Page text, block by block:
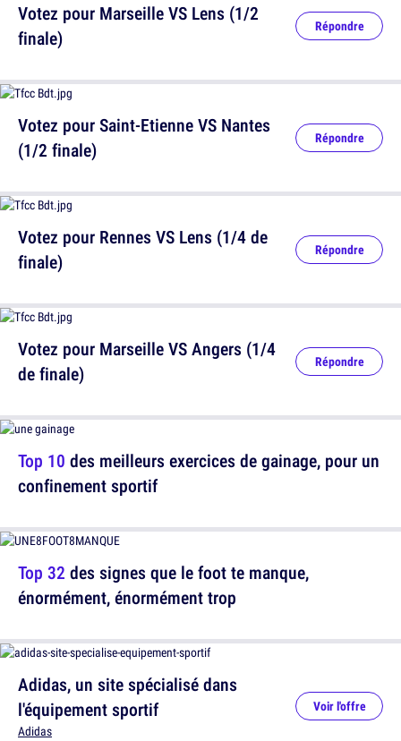
Votez pour Marseille VS Lens (1/2
finale)
Répondre
Votez pour Rennes VS Lens (1/4 de
finale)
Répondre
Top 10 des meilleurs exercices de gainage, pour un
confinement sportif
Adidas, un site spécialisé dans
l'équipement sportif
Adidas
Voir l'offre
Votez pour Saint-Etienne VS Nantes
(1/2 finale)
Répondre
Votez pour Marseille VS Angers (1/4
de finale)
Répondre
Top 32 des signes que le foot te manque,
énormément, énormément trop